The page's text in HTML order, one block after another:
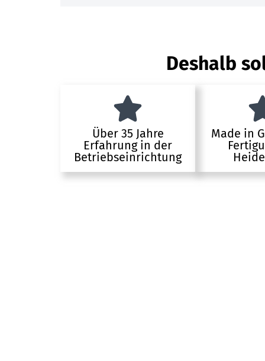
Deshalb
Über 35 Jahre
Erfahrung in der
Betriebseinrichtung
Made in